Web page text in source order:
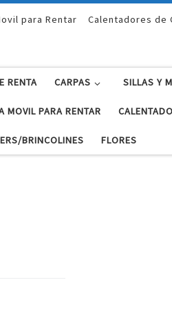
para Rentar Calentadores de
RENTA CARPAS SILLAS Y
MOVIL PARA RENTAR
BRINCOLINES FLORES